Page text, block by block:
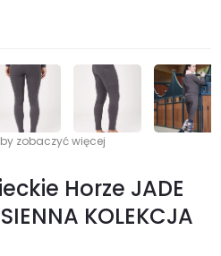
zobaczyć więcej
Horze JADE
KOLEKCJA